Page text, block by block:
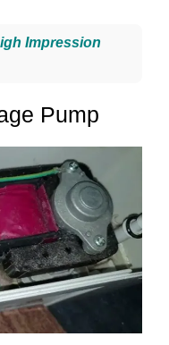
Impression
Pump